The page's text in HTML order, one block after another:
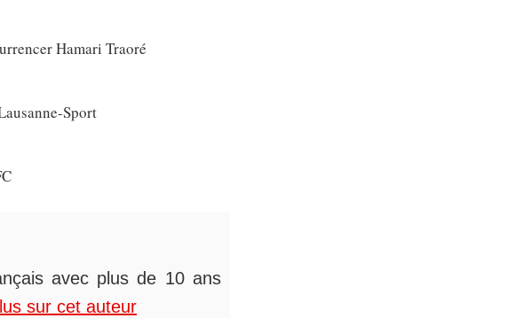
Hamari Traoré
Sport
avec plus de 10 ans
sur cet auteur